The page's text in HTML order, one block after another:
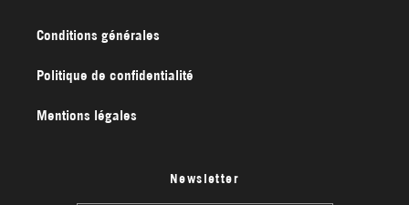
Conditions générales
Politique de confidentialité
Mentions légales
Newsletter